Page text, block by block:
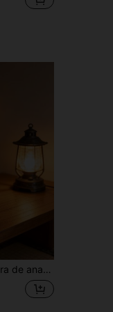
médico de moda geek, regalo ideal para estudiantes de biología o profesores de ciencias